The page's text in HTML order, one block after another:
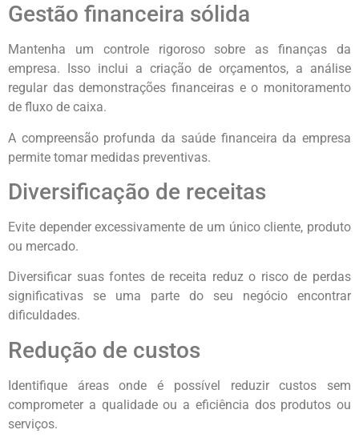
Gestão financeira sólida
Mantenha um controle rigoroso sobre as finanças da
empresa. Isso inclui a criação de orçamentos, a análise
regular das demonstrações financeiras e o monitoramento
de fluxo de caixa.
A compreensão profunda da saúde financeira da empresa
permite tomar medidas preventivas.
Diversificação de receitas
Evite depender excessivamente de um único cliente, produto
ou mercado.
Diversificar suas fontes de receita reduz o risco de perdas
significativas se uma parte do seu negócio encontrar
dificuldades.
Redução de custos
Identifique áreas onde é possível reduzir custos sem
comprometer a qualidade ou a eficiência dos produtos ou
serviços.